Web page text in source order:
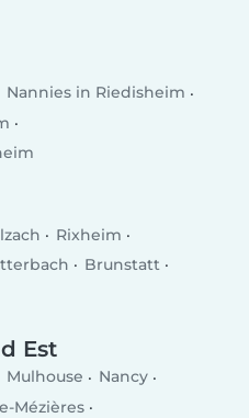
Nannies in Riedisheim
Rixheim
Brunstatt
Est
Mulhouse
Nancy
Mézières